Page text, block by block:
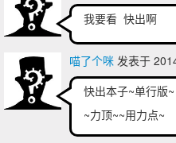
我要看 快出啊
喵了个咪 发表于
快出本子~单行版~
~力顶~~用力点~